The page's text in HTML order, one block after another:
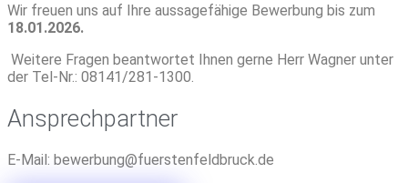
Wir freuen uns auf Ihre aussagefähige Bewerbung bis zum
18.01.2026.
Weitere Fragen beantwortet Ihnen gerne Herr Wagner unter
der Tel-Nr.: 08141/281-1300.
Ansprechpartner
E-Mail: ed.kc
urbdl
efnet
sreuf
@gnub
reweb